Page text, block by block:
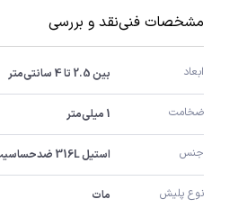
مشخصات فنینقد و بررسی
ابعاد بین 2.5 تا 4 سانتی‌متر
ضخامت 1 میلی‌متر
جنس استیل 316L ضدحساسیت
نوع پلیش مات